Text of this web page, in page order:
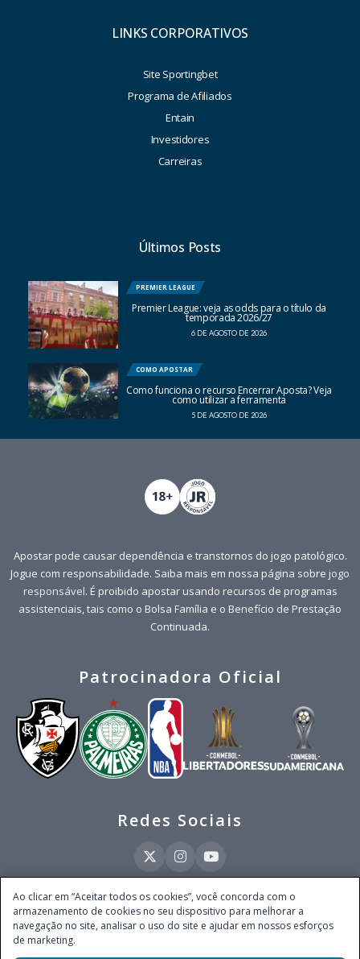
LINKS CORPORATIVOS
Site Sportingbet
Programa de Afiliados
Entain
Investidores
Carreiras
Últimos Posts
PREMIER LEAGUE
Premier League: veja as odds para o título da
temporada 2026/27
6 DE AGOSTO DE 2026
COMO APOSTAR
Como funciona o recurso Encerrar Aposta? Veja
como utilizar a ferramenta
5 DE AGOSTO DE 2026
Apostar pode causar dependência e transtornos do jogo patológico.
Jogue com responsabilidade. Saiba mais em nossa página sobre jogo
responsável. É proibido apostar usando recursos de programas
assistenciais, tais como o Bolsa Família e o Benefício de Prestação
Continuada.
Patrocinadora Oficial
Redes Sociais
Este site é operado pela Ventmear Brasil LTDA (CNPJ 52.868.380/0001-84), com
endereço na Avenida Brigadeiro Faria Lima, nº 4.055, 3º andar, Itaim Bibi, no
Município de São Paulo, Estado de São Paulo, CEP 04538-133, Brasil - empresa
Ao clicar em “Aceitar todos os cookies”, você concorda com o
armazenamento de cookies no seu dispositivo para melhorar a
navegação no site, analisar o uso do site e ajudar em nossos esforços
de marketing.